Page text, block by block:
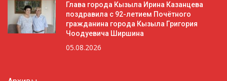
Глава города Кызыла Ирина Казанцева
поздравила с 92-летием Почётного
гражданина города Кызыла Григория
Чоодуевича Ширшина
05.08.2026